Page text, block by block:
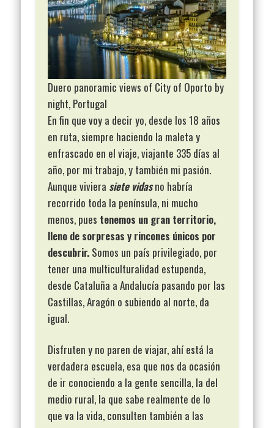
Duero panoramic views of City of Oporto by
night, Portugal
En fin que voy a decir yo, desde los 18 años
en ruta, siempre haciendo la maleta y
enfrascado en el viaje, viajante 335 días al
año, por mi trabajo, y también mi pasión.
Aunque viviera siete vidasno habría
recorrido toda la península, ni mucho
menos, pues tenemos un gran territorio,
lleno de sorpresas y rincones únicos por
descubrir. Somos un país privilegiado, por
tener una multiculturalidad estupenda,
desde Cataluña a Andalucía pasando por las
Castillas, Aragón o subiendo al norte, da
igual.
Disfruten y no paren de viajar, ahí está la
verdadera escuela, esa que nos da ocasión
de ir conociendo a la gente sencilla, la del
medio rural, la que sabe realmente de lo
que va la vida, consulten también a las